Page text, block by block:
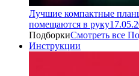
Лучшие компактные
помещаются в руку
ПодборкиСмотреть все
Инструкции